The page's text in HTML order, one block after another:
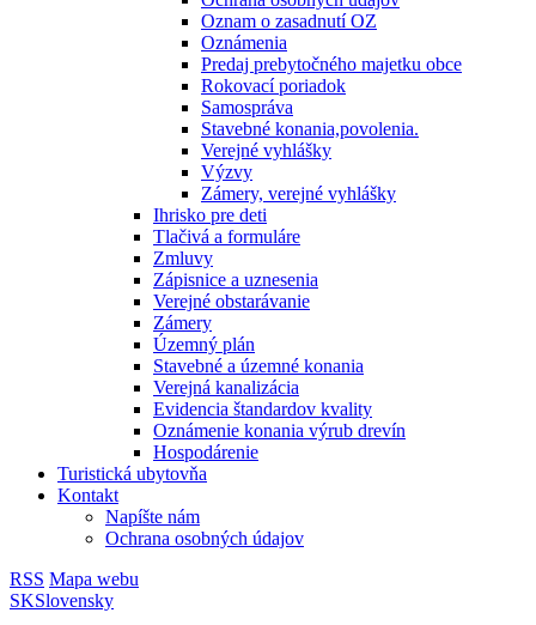
Oznam o zasadnutí OZ
Oznámenia
Predaj prebytočného majetku obce
Rokovací poriadok
Samospráva
Stavebné konania,povolenia.
Verejné vyhlášky
Výzvy
Zámery, verejné vyhlášky
Ihrisko pre deti
Tlačivá a formuláre
Zmluvy
Zápisnice a uznesenia
Verejné obstarávanie
Zámery
Územný plán
Stavebné a územné konania
Verejná kanalizácia
Evidencia štandardov kvality
Oznámenie konania výrub drevín
Hospodárenie
Turistická ubytovňa
Kontakt
Napíšte nám
Ochrana osobných údajov
RSS Mapa webu
SKSlovensky